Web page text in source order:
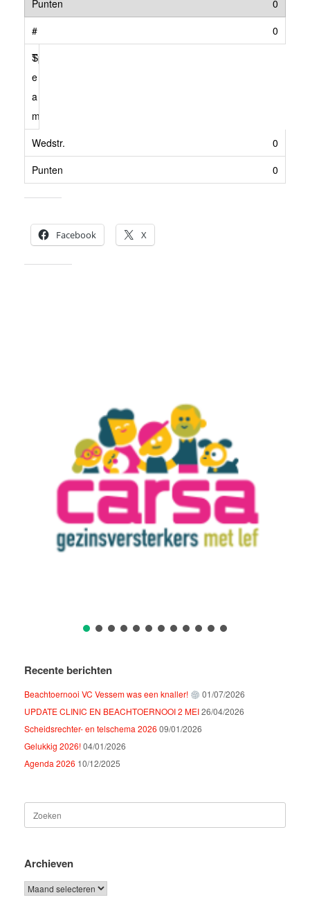
0
0
Spirit JB 1
0
0
Facebook
X
Recente berichten
Beachtoernooi VC Vessem was een knaller!
01/07/2026
UPDATE CLINIC EN BEACHTOERNOOI 2 MEI26/04/2026
Scheidsrechter- en telschema 2026 09/01/2026
Gelukkig 2026!04/01/2026
Agenda 2026 10/12/2025
naar:
Archieven
Archieven